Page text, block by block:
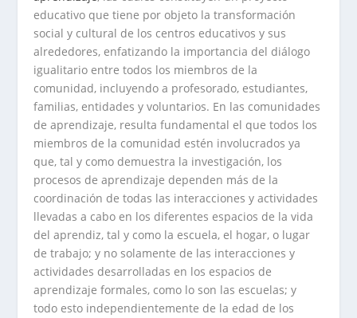
educativo que tiene por objeto la transformación
social y cultural de los centros educativos y sus
alrededores, enfatizando la importancia del diálogo
igualitario entre todos los miembros de la
comunidad, incluyendo a profesorado, estudiantes,
familias, entidades y voluntarios. En las comunidades
de aprendizaje, resulta fundamental el que todos los
miembros de la comunidad estén involucrados ya
que, tal y como demuestra la investigación, los
procesos de aprendizaje dependen más de la
coordinación de todas las interacciones y actividades
llevadas a cabo en los diferentes espacios de la vida
del aprendiz, tal y como la escuela, el hogar, o lugar
de trabajo; y no solamente de las interacciones y
actividades desarrolladas en los espacios de
aprendizaje formales, como lo son las escuelas; y
todo esto independientemente de la edad de los